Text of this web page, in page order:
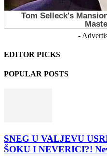
-
EDITOR PICKS
POPULAR POSTS
SNEG U VALJEVU
ŠOKU I NEVERICI?!